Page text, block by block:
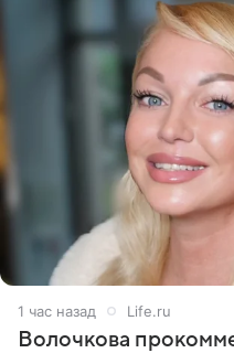
1 час назад Life.ru
Волочкова